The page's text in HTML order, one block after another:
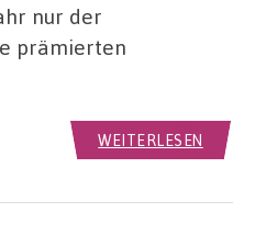
nur der
prämierten
WEITERLESEN